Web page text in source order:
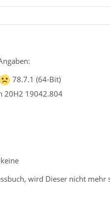
78.7.1 (64-Bit)
20H2 19042.804
wird Dieser nicht